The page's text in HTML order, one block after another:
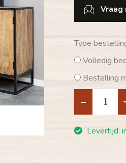
Vraag
Type
Volledig
Bestelling
-
Levertijd: